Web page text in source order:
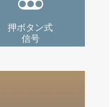
押ボタン式
信号